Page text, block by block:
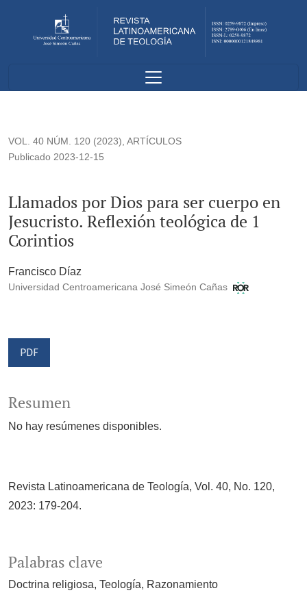
Llamados por Dios para ser cuerpo en Jesucristo. Reflexión
VOL. 40 NÚM. 120 (2023) ARTÍCULOS
Llamados por Dios para ser cuerpo en
Jesucristo. Reflexión teológica de 1
Corintios
Publicado 2023-12-15
Francisco Díaz
Universidad Centroamericana José Simeón Cañas
Acceso mediante suscripción
PDF
Palabras clave
Doctrina religiosa Teología Razonamiento
Resumen
No hay resúmenes disponibles.
Revista Latinoamericana de Teología, Vol. 40, No. 120,
2023: 179-204.